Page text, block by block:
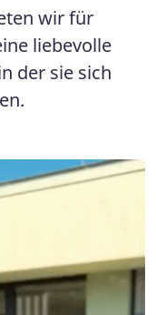
wir für
liebevolle
der sie sich